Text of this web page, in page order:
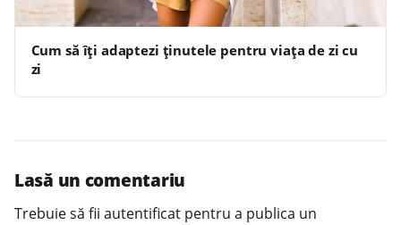
Cum să îți adaptezi ținutele pentru viața de zi cu
zi
Lasă un comentariu
Trebuie să fii autentificat pentru a publica un